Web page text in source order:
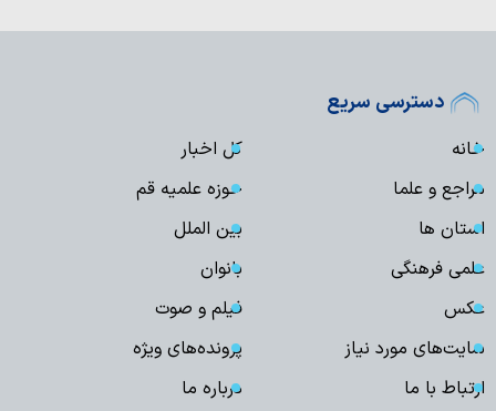
دسترسی سریع
خانه
کل اخبار
مراجع و علما
حوزه علمیه قم
استان ها
بین الملل
علمی فرهنگی
بانوان
عکس
فیلم و صوت
سایت‌های مورد نیاز
پرونده‌های ویژه
ارتباط با ما
درباره ما